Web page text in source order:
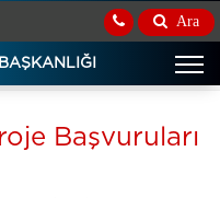
Ara
Başvuruları